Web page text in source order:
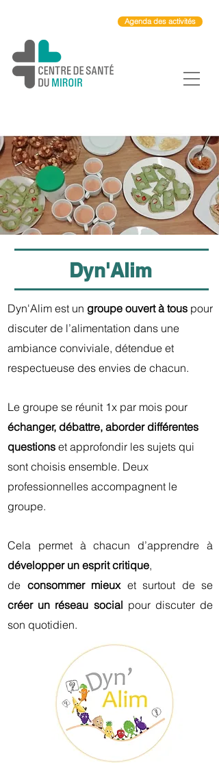
Agenda des activités
Dyn'Alim
Dyn'Alim est un groupe ouvert à tous pour
discuter de l’alimentation dans une
ambiance conviviale, détendue et
respectueuse des envies de chacun.
Le groupe se réunit 1x par mois pour
échanger, débattre, aborder différentes
questions et approfondir les sujets qui
sont choisis ensemble. Deux
professionnelles accompagnent le
groupe.
Cela permet à chacun d’apprendre à
développer un esprit critique,
de consommer mieuxet surtout de se
créer un réseau social pour discuter de
son quotidien.